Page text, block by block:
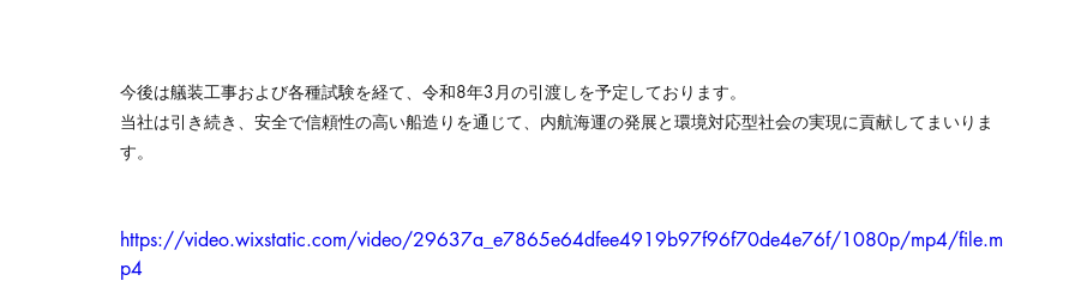
今後は艤装工事および各種試験を経て、令和8年3月の引渡しを予定しております。
当社は引き続き、安全で信頼性の高い船造りを通じて、内航海運の発展と環境対応型社会の実現に貢献してまいりま
す。
https://video.wixstatic.com/video/29637a_e7865e64dfee4919b97f96f70de4e76f/1080p/mp4/file.m
p4